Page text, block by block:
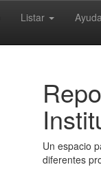
Listar
Un espacio
diferentes